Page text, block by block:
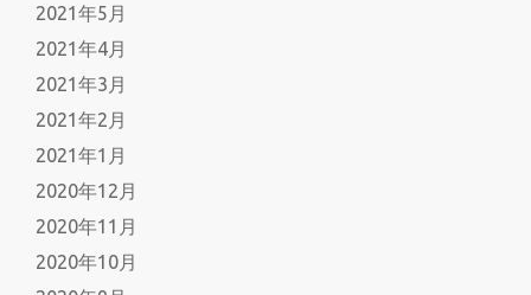
2021年5月
2021年4月
2021年3月
2021年2月
2021年1月
2020年12月
2020年11月
2020年10月